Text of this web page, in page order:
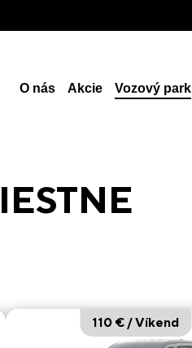
O nás Akcie Vozový park
110 € / Víkend